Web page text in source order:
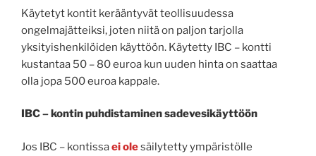
Käytetyt kontit kerääntyvät teollisuudessa
ongelmajätteiksi, joten niitä on paljon tarjolla
yksityishenkilöiden käyttöön. Käytetty IBC – kontti
kustantaa 50 – 80 euroa kun uuden hinta on saattaa
olla jopa 500 euroa kappale.
IBC – kontin puhdistaminen sadevesikäyttöön
Jos IBC – kontissaei olesäilytetty ympäristölle